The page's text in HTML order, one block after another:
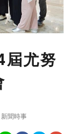
屆尤努
新聞時事